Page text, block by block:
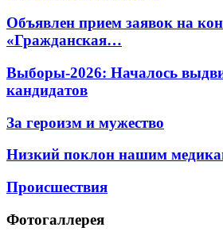
Объявлен прием заявок на
«Гражданская…
Выборы-2026: Началось
кандидатов
За героизм и мужество
Низкий поклон нашим
Происшествия
Фотогаллерея